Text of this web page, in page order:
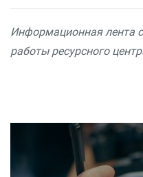
Информационная лента
работы ресурсного